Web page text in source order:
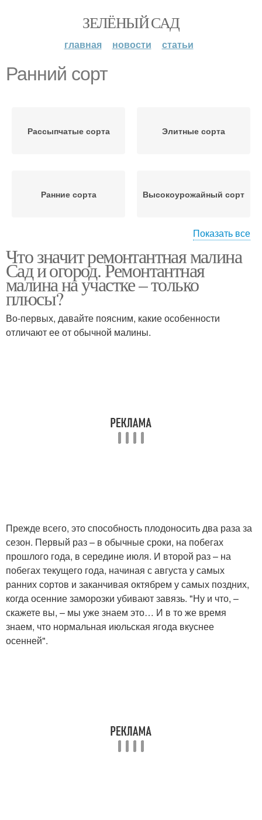
ЗЕЛЁНЫЙ САД
главная новости статьи
Ранний сорт
Рассыпчатые сорта Элитные сорта
Ранние сорта Высокоурожайный сорт
Урожайные сорта Сорта для урала
Зимостойкие сорта
Показать все
Что значит ремонтантная малина
Сад и огород. Ремонтантная
малина на участке – только
плюсы?
Во-первых, давайте поясним, какие особенности
отличают ее от обычной малины.
Прежде всего, это способность плодоносить два раза за
сезон. Первый раз – в обычные сроки, на побегах
прошлого года, в середине июля. И второй раз – на
побегах текущего года, начиная с августа у самых
ранних сортов и заканчивая октябрем у самых поздних,
когда осенние заморозки убивают завязь. "Ну и что, –
скажете вы, – мы уже знаем это… И в то же время
знаем, что нормальная июльская ягода вкуснее
осенней".